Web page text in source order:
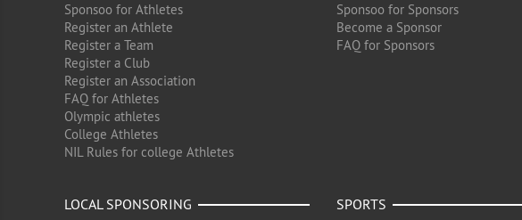
Sponsoo for Athletes
Register an Athlete
Register a Team
Register a Club
Register an Association
FAQ for Athletes
Olympic athletes
College Athletes
NIL Rules for college Athletes
Sponsoo for Sponsors
Become a Sponsor
FAQ for Sponsors
LOCAL SPONSORING SPORTS